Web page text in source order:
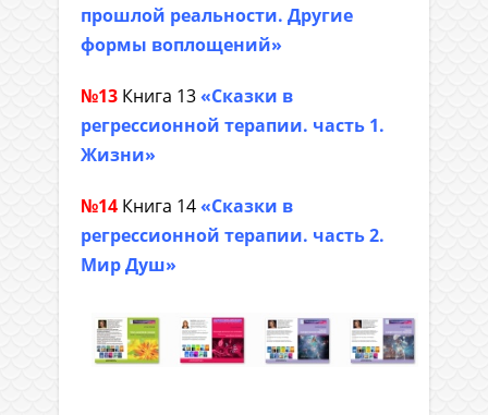
прошлой реальности. Другие
формы воплощений»
№13 Книга 13«Сказки в
регрессионной терапии. часть 1.
Жизни»
№14 Книга 14«Сказки в
регрессионной терапии. часть 2.
Мир Душ»